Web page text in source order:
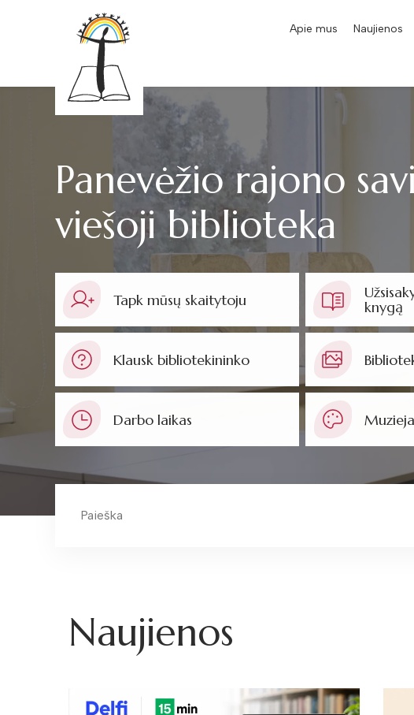
Apie mus Naujienos
Panevėžio rajono
viešoji biblioteka
Tapk mūsų skaitytoju
knygą
Klausk bibliotekininko
Darbo laikas
Naujienos